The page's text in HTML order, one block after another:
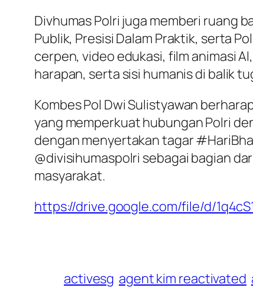
Divhumas Polri juga memberi ruang
Publik, Presisi Dalam Praktik, serta
cerpen, video edukasi, film animasi
harapan, serta sisi humanis di balik
Kombes Pol Dwi Sulistyawan
yang memperkuat hubungan Polri
dengan menyertakan tagar
@divisihumaspolri sebagai bagian
masyarakat.
https://drive.google.com/file/d/
activesg agent kim reactivated